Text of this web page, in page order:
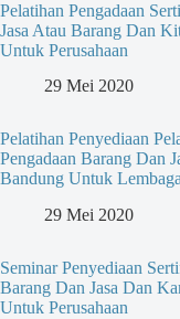
Pelatihan Pengadaan
Jasa Atau Barang Dan
Untuk Perusahaan
29 Mei 2020
Pelatihan Penyediaan
Pengadaan Barang Dan
Bandung Untuk Lembaga
29 Mei 2020
Seminar Penyediaan
Barang Dan Jasa Dan
Untuk Perusahaan